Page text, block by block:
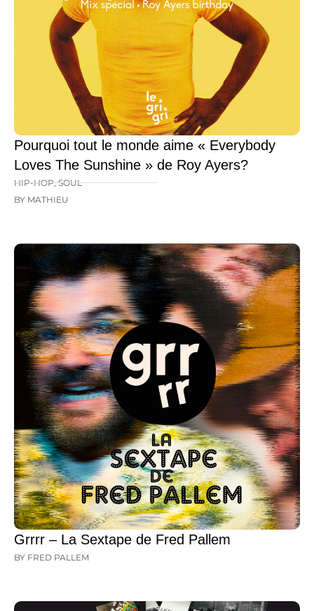
Pourquoi tout le monde aime « Everybody
Loves The Sunshine » de Roy Ayers?
HIP-HOP,SOUL
BY MATHIEU
Grrrr – La Sextape de Fred Pallem
BY FRED PALLEM